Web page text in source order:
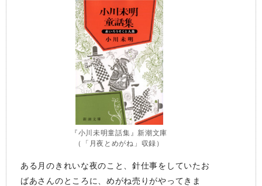
『小川未明童話集』新潮文庫
（「月夜とめがね」収録）
ある月のきれいな夜のこと、針仕事をしていたお
ばあさんのところに、めがね売りがやってきま